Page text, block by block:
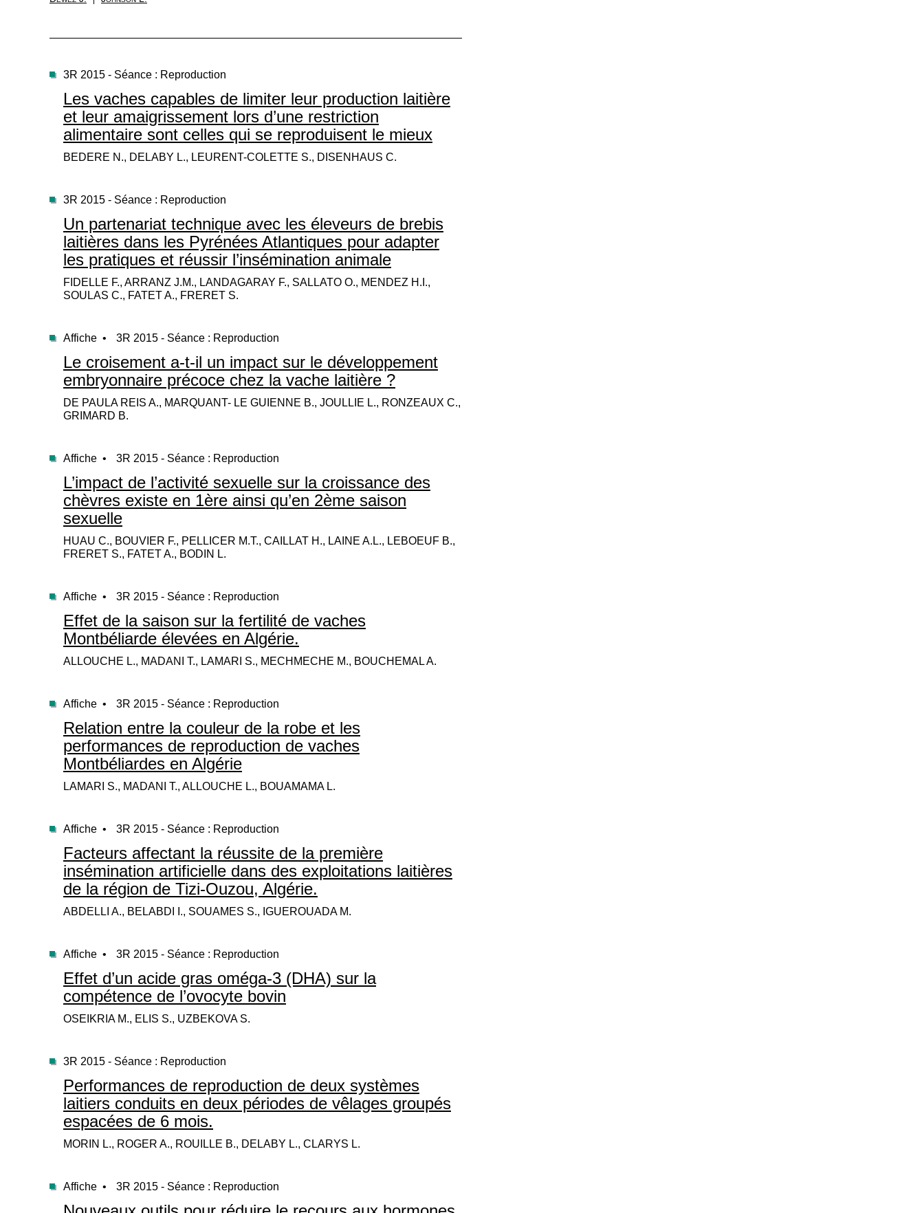
3R 2015 - Séance : Reproduction
Les vaches capables de limiter leur production laitière
et leur amaigrissement lors d’une restriction
alimentaire sont celles qui se reproduisent le mieux
BEDERE N., DELABY L., LEURENT-COLETTE S., DISENHAUS C.
3R 2015 - Séance : Reproduction
Un partenariat technique avec les éleveurs de brebis
laitières dans les Pyrénées Atlantiques pour adapter
les pratiques et réussir l’insémination animale
FIDELLE F., ARRANZ J.M., LANDAGARAY F., SALLATO O., MENDEZ H.I.,
SOULAS C., FATET A., FRERET S.
Affiche • 3R 2015 - Séance : Reproduction
Le croisement a-t-il un impact sur le développement
embryonnaire précoce chez la vache laitière ?
DE PAULA REIS A., MARQUANT- LE GUIENNE B., JOULLIE L., RONZEAUX C.,
GRIMARD B.
Affiche • 3R 2015 - Séance : Reproduction
L’impact de l’activité sexuelle sur la croissance des
chèvres existe en 1ère ainsi qu’en 2ème saison
sexuelle
HUAU C., BOUVIER F., PELLICER M.T., CAILLAT H., LAINE A.L., LEBOEUF B.,
FRERET S., FATET A., BODIN L.
Affiche • 3R 2015 - Séance : Reproduction
Effet de la saison sur la fertilité de vaches
Montbéliarde élevées en Algérie.
ALLOUCHE L., MADANI T., LAMARI S., MECHMECHE M., BOUCHEMAL A.
Affiche • 3R 2015 - Séance : Reproduction
Relation entre la couleur de la robe et les
performances de reproduction de vaches
Montbéliardes en Algérie
LAMARI S., MADANI T., ALLOUCHE L., BOUAMAMA L.
Affiche • 3R 2015 - Séance : Reproduction
Facteurs affectant la réussite de la première
insémination artificielle dans des exploitations laitières
de la région de Tizi-Ouzou, Algérie.
ABDELLI A., BELABDI I., SOUAMES S., IGUEROUADA M.
Affiche • 3R 2015 - Séance : Reproduction
Effet d’un acide gras oméga-3 (DHA) sur la
compétence de l’ovocyte bovin
OSEIKRIA M., ELIS S., UZBEKOVA S.
3R 2015 - Séance : Reproduction
Performances de reproduction de deux systèmes
laitiers conduits en deux périodes de vêlages groupés
espacées de 6 mois.
MORIN L., ROGER A., ROUILLE B., DELABY L., CLARYS L.
Affiche • 3R 2015 - Séance : Reproduction